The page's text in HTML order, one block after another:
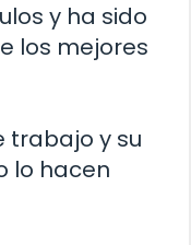
y ha sido
los mejores
trabajo y su
lo hacen